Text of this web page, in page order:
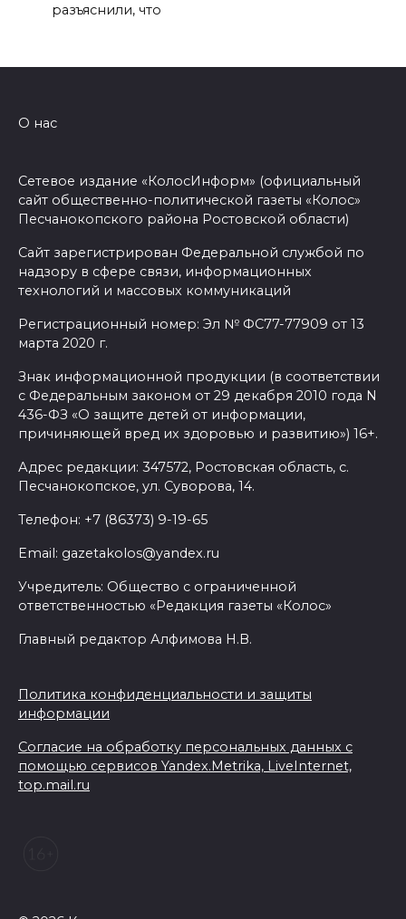
разъяснили, что
О нас
Сетевое издание «КолосИнформ» (официальный
сайт общественно-политической газеты «Колос»
Песчанокопского района Ростовской области)
Сайт зарегистрирован Федеральной службой по
надзору в сфере связи, информационных
технологий и массовых коммуникаций
Регистрационный номер: Эл № ФС77-77909 от 13
марта 2020 г.
Знак информационной продукции (в соответствии
с Федеральным законом от 29 декабря 2010 года N
436-ФЗ «О защите детей от информации,
причиняющей вред их здоровью и развитию») 16+.
Адрес редакции: 347572, Ростовская область, с.
Песчанокопское, ул. Суворова, 14.
Телефон: +7 (86373) 9-19-65
Email: gazetakolos@yandex.ru
Учредитель: Общество с ограниченной
ответственностью «Редакция газеты «Колос»
Главный редактор Алфимова Н.В.
Политика конфиденциальности и защиты
информации
Согласие на обработку персональных данных с
помощью сервисов Yandex.Metrika, LiveInternet,
top.mail.ru